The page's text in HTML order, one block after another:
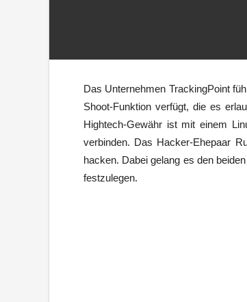
Das Unternehmen TrackingPoint
Shoot-Funktion verfügt, die es
Hightech-Gewähr ist mit einem
verbinden. Das Hacker-Ehepaar
hacken. Dabei gelang es den
festzulegen.